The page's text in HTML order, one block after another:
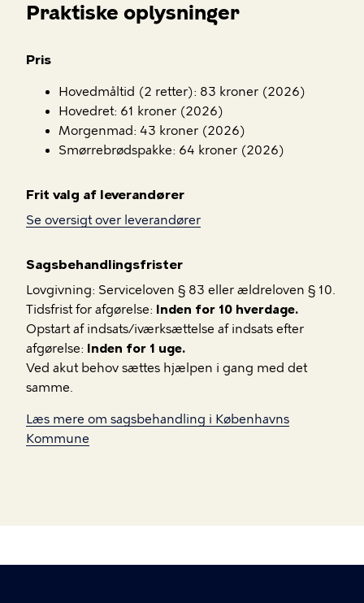
Praktiske oplysninger
Pris
Hovedmåltid (2 retter): 83 kroner (2026)
Hovedret: 61 kroner (2026)
Morgenmad: 43 kroner (2026)
Smørrebrødspakke: 64 kroner (2026)
Frit valg af leverandører
Se oversigt over leverandører
Sagsbehandlingsfrister
Lovgivning: Serviceloven § 83 eller ældreloven § 10.
Tidsfrist for afgørelse: Inden for 10 hverdage.
Opstart af indsats/iværksættelse af indsats efter
afgørelse: Inden for 1 uge.
Ved akut behov sættes hjælpen i gang med det
samme.
Læs mere om sagsbehandling i Københavns
Kommune